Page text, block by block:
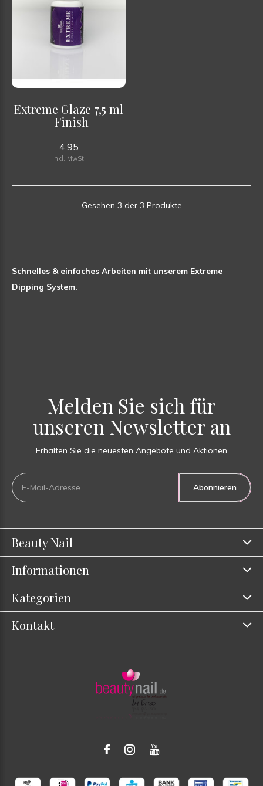
Extreme Glaze 7,5 ml
| Finish
4,95
Inkl. MwSt.
Gesehen 3 der 3 Produkte
Schnelles & einfaches Arbeiten mit unserem Extreme
Dipping System.
Melden Sie sich für
unseren Newsletter an
Erhalten Sie die neuesten Angebote und Aktionen
Abonnieren
Beauty Nail
Informationen
Kategorien
Kontakt